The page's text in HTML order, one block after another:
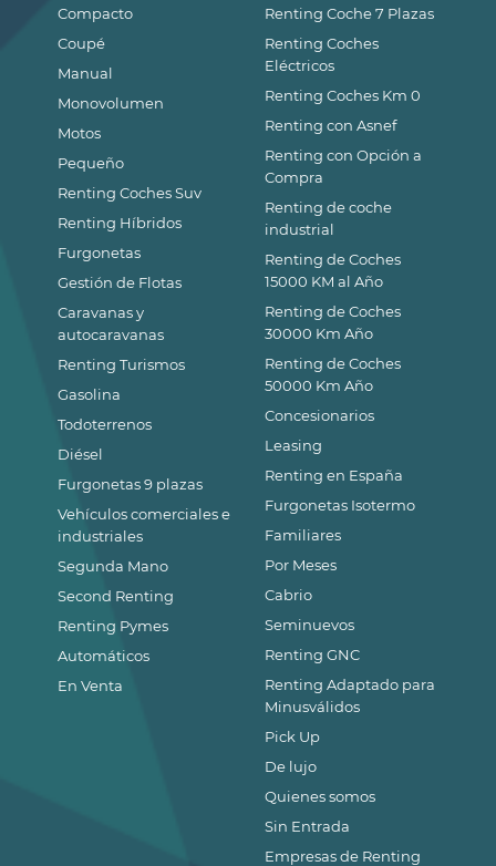
Compacto
Coupé
Manual
Monovolumen
Motos
Pequeño
Renting Coches Suv
Renting Híbridos
Furgonetas
Gestión de Flotas
Caravanas y
autocaravanas
Renting Turismos
Gasolina
Todoterrenos
Diésel
Furgonetas 9 plazas
Vehículos comerciales e
industriales
Segunda Mano
Second Renting
Renting Pymes
Automáticos
En Venta
Renting Coche 7 Plazas
Renting Coches
Eléctricos
Renting Coches Km 0
Renting con Asnef
Renting con Opción a
Compra
Renting de coche
industrial
Renting de Coches
15000 KM al Año
Renting de Coches
30000 Km Año
Renting de Coches
50000 Km Año
Concesionarios
Leasing
Renting en España
Furgonetas Isotermo
Familiares
Por Meses
Cabrio
Seminuevos
Renting GNC
Renting Adaptado para
Minusválidos
Pick Up
De lujo
Quienes somos
Sin Entrada
Empresas de Renting